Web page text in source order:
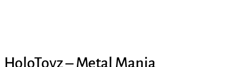
HoloToyz – Metal Mania